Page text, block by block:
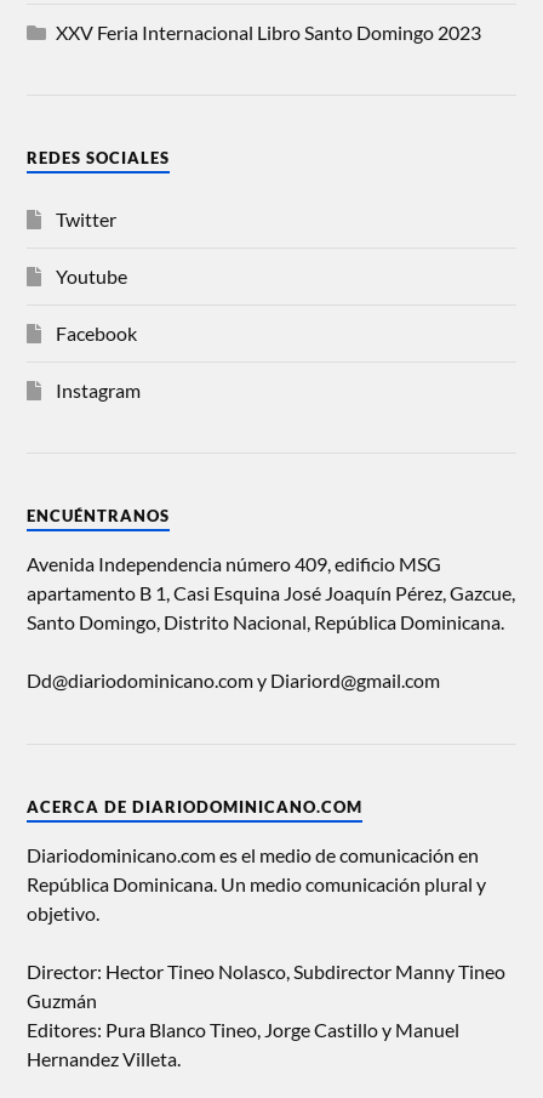
XXV Feria Internacional Libro Santo Domingo 2023
REDES SOCIALES
Twitter
Youtube
Facebook
Instagram
ENCUÉNTRANOS
Avenida Independencia número 409, edificio MSG
apartamento B 1, Casi Esquina José Joaquín Pérez, Gazcue,
Santo Domingo, Distrito Nacional, República Dominicana.
Dd@diariodominicano.com y Diariord@gmail.com
ACERCA DE DIARIODOMINICANO.COM
Diariodominicano.com es el medio de comunicación en
República Dominicana. Un medio comunicación plural y
objetivo.
Director: Hector Tineo Nolasco, Subdirector Manny Tineo
Guzmán
Editores: Pura Blanco Tineo, Jorge Castillo y Manuel
Hernandez Villeta.